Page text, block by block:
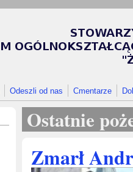
Odeszli od nas Cmentarze
Ostatnie
Zmarł